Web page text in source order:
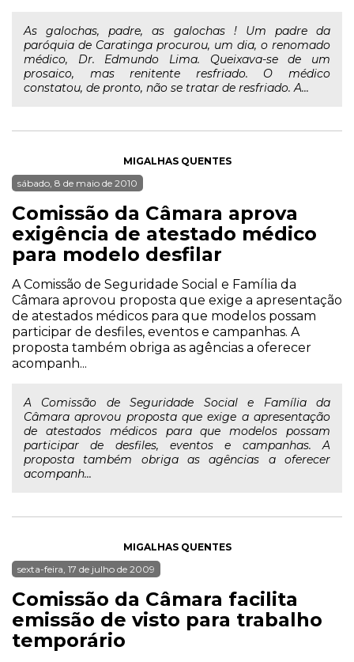
As galochas, padre, as galochas ! Um padre da
paróquia de Caratinga procurou, um dia, o renomado
médico, Dr. Edmundo Lima. Queixava-se de um
prosaico, mas renitente resfriado. O médico
constatou, de pronto, não se tratar de resfriado. A...
MIGALHAS QUENTES
sábado, 8 de maio de 2010
Comissão da Câmara aprova
exigência de atestado médico
para modelo desfilar
A Comissão de Seguridade Social e Família da
Câmara aprovou proposta que exige a apresentação
de atestados médicos para que modelos possam
participar de desfiles, eventos e campanhas. A
proposta também obriga as agências a oferecer
acompanh...
A Comissão de Seguridade Social e Família da
Câmara aprovou proposta que exige a apresentação
de atestados médicos para que modelos possam
participar de desfiles, eventos e campanhas. A
proposta também obriga as agências a oferecer
acompanh...
MIGALHAS QUENTES
sexta-feira, 17 de julho de 2009
Comissão da Câmara facilita
emissão de visto para trabalho
temporário